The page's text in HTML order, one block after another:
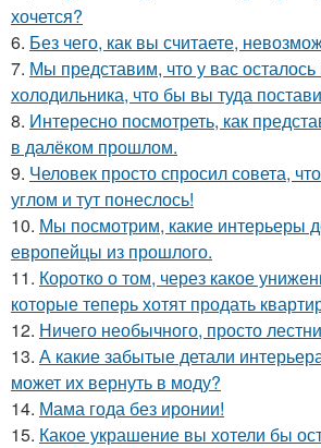
хочется?
6. Без чего, как вы считаете,
7. Мы представим, что у вас
холодильника, что бы вы туда
8. Интересно посмотреть, как
в далёком прошлом.
9. Человек просто спросил совета,
углом и тут понеслось!
10. Мы посмотрим, какие интерьеры
европейцы из прошлого.
11. Коротко о том, через какое
которые теперь хотят продать
12. Ничего необычного, просто
13. А какие забытые детали
может их вернуть в моду?
14. Мама года без иронии!
15. Какое украшение вы хотели бы